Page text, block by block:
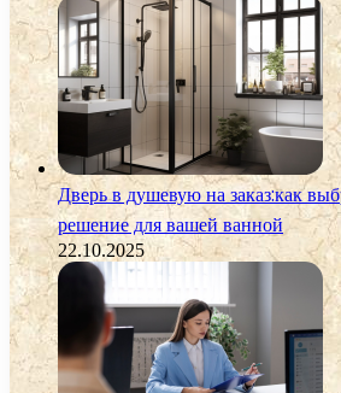
Дверь в душевую на заказ:как
решение для вашей ванной
22.10.2025